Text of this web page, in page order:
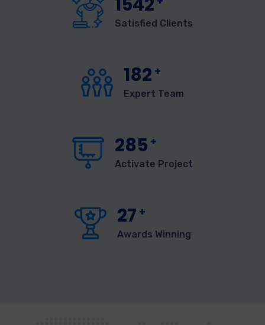
Satisfied Clients
182 +
Expert Team
285 +
Activate Project
27 +
Awards Winning